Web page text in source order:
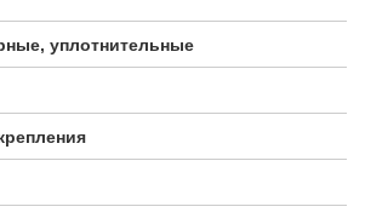
уплотнительные